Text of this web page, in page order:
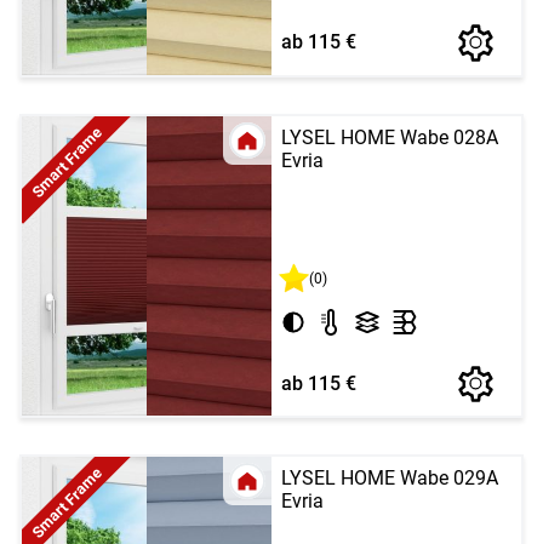
ab 115 €
LYSEL HOME Wabe 028A
Evria
Smart Frame
(0)
ab 115 €
LYSEL HOME Wabe 029A
Evria
Smart Frame